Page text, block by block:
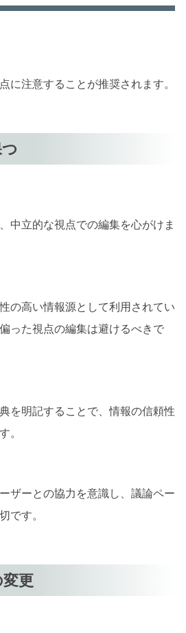
に注意することが推奨されます。
中立的な視点での編集を心がけま
の高い情報源として利用されてい
った視点の編集は避けるべきで
を明記することで、情報の信頼性
。
ザーとの協力を意識し、議論ペー
です。
更